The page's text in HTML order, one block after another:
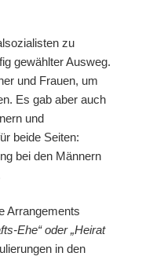
zu
gewählter Ausweg.
und Frauen, um
Es gab aber auch
und
beide Seiten:
bei den Männern
Arrangements
Ehe“ oder „Heirat
in den